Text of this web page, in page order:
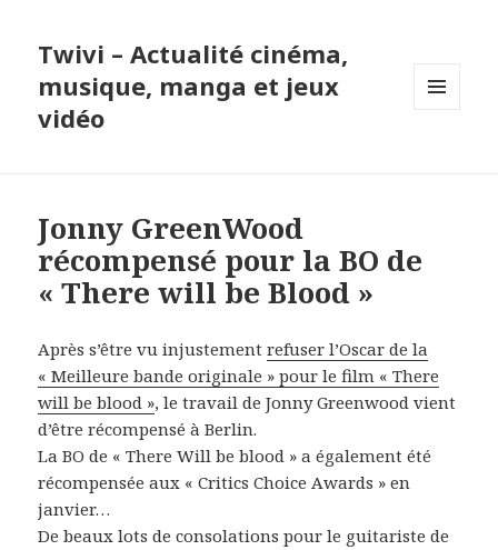
Twivi – Actualité cinéma,
musique, manga et jeux
vidéo
Jonny GreenWood
récompensé pour la BO de
« There will be Blood »
Après s’être vu injustementrefuser l’Oscar de la
« Meilleure bande originale » pour le film « There
will be blood », le travail de Jonny Greenwood vient
d’être récompensé à Berlin.
La BO de « There Will be blood » a également été
récompensée aux « Critics Choice Awards » en
janvier…
De beaux lots de consolations pour le guitariste de